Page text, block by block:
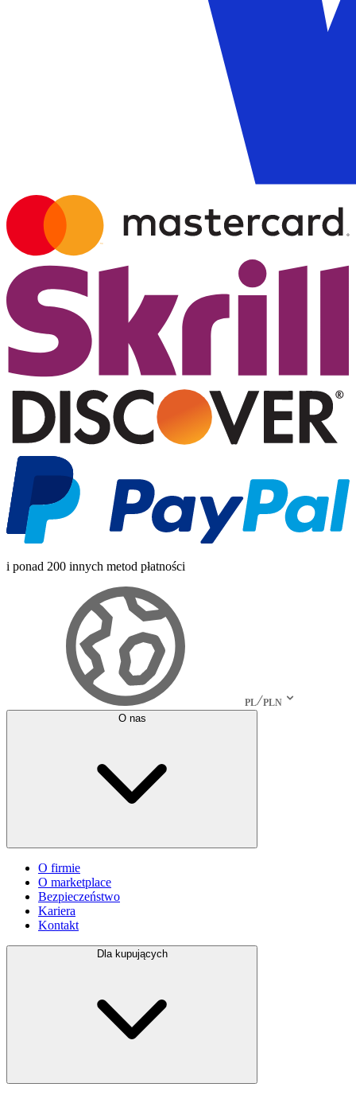
i ponad 200 innych metod płatności
PL PLN
O nas
O firmie
O marketplace
Bezpieczeństwo
Kariera
Kontakt
Dla kupujących